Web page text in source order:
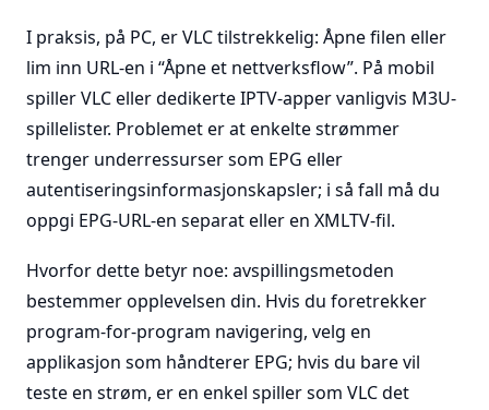
I praksis, på PC, er VLC tilstrekkelig: Åpne filen eller
lim inn URL-en i “Åpne et nettverksflow”. På mobil
spiller VLC eller dedikerte IPTV-apper vanligvis M3U-
spillelister. Problemet er at enkelte strømmer
trenger underressurser som EPG eller
autentiseringsinformasjonskapsler; i så fall må du
oppgi EPG-URL-en separat eller en XMLTV-fil.
Hvorfor dette betyr noe: avspillingsmetoden
bestemmer opplevelsen din. Hvis du foretrekker
program-for-program navigering, velg en
applikasjon som håndterer EPG; hvis du bare vil
teste en strøm, er en enkel spiller som VLC det